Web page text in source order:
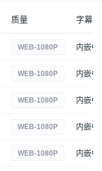
质量 字幕
WEB-1080P 内嵌中
WEB-1080P 内嵌中
WEB-1080P 内嵌中
WEB-1080P 内嵌中
WEB-1080P 内嵌中